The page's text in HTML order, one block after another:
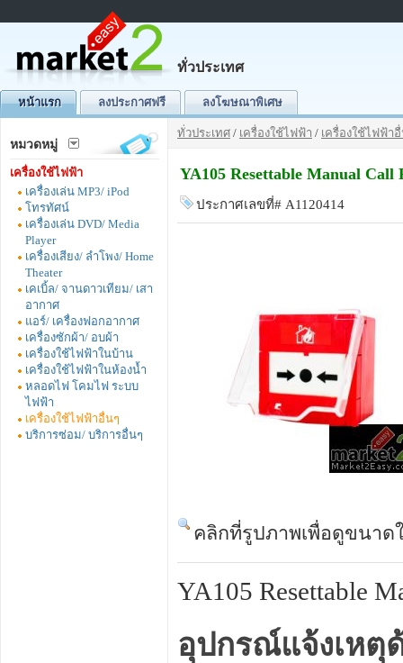
ทั่วประเทศ
หน้าแรก ลงประกาศฟรี ลงโฆษณาพิเศษ
หมวดหมู่
เครื่องใช้ไฟฟ้า
เครื่องเล่น MP3/ iPod
โทรทัศน์
เครื่องเล่น DVD/ Media
Player
เครื่องเสียง/ ลำโพง/ Home
Theater
เคเบิ้ล/ จานดาวเทียม/ เสา
อากาศ
แอร์/ เครื่องฟอกอากาศ
เครื่องซักผ้า/ อบผ้า
เครื่องใช้ไฟฟ้าในบ้าน
เครื่องใช้ไฟฟ้าในห้องน้ำ
หลอดไฟ โคมไฟ ระบบ
ไฟฟ้า
เครื่องใช้ไฟฟ้าอื่นๆ
บริการซ่อม/ บริการอื่นๆ
ทั่วประเทศ / เครื่องใช้ไฟฟ้า / เครื่องใช้ไฟฟ้า
YA105 Resettable Manual
ประกาศเลขที่# A1120414
คลิกที่รูปภาพเพื่อดูขนาด
YA105 Resettable
อุปกรณ์แจ้งเห